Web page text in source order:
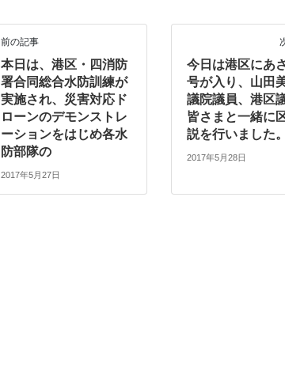
前の記事
本日は、港区・四消防
署合同総合水防訓練が
実施され、災害対応ド
ローンのデモンストレ
ーションをはじめ各水
防部隊の
2017年5月27日
今日は港区にあ
号が入り、山田
議院議員、港区
皆さまと一緒に
説を行いました。
2017年5月28日